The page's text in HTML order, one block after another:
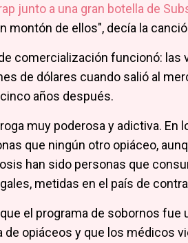
junto a una gran botella de
montón de ellos", decía la
comercialización funcionó: las
de dólares cuando salió al
años después.
muy poderosa y adictiva. En
que ningún otro opiáceo,
han sido personas que
metidas en el país de
el programa de sobornos fue
de opiáceos y que los médicos